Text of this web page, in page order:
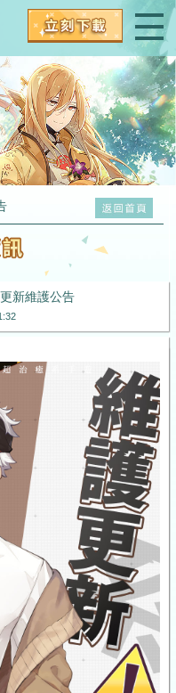
新維護公告